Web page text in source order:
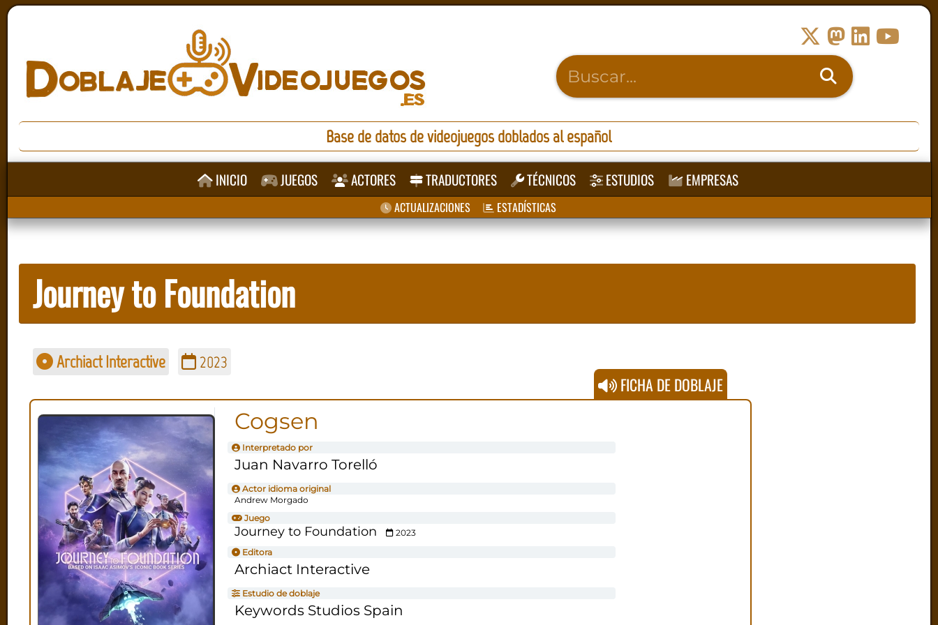
Base de datos de videojuegos doblados al español
INICIO JUEGOS ACTORES TRADUCTORES TÉCNICOS ESTUDIOS EMPRESAS
ACTUALIZACIONES ESTADÍSTICAS
Journey to Foundation
Archiact Interactive 2023
FICHA DE DOBLAJE
Cogsen
Interpretado por
Juan Navarro Torelló
Actor idioma original
Andrew Morgado
Juego
Journey to Foundation
2023
Editora
Archiact Interactive
Estudio de doblaje
Keywords Studios Spain